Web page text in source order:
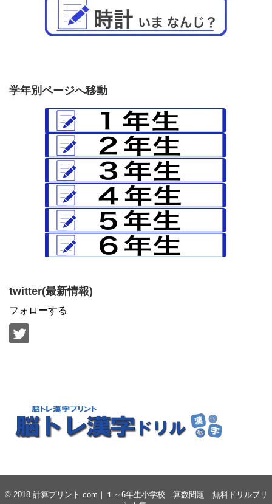
学年別ページへ移動
twitter(最新情報)
フォローする
© 2018 計算プリント.com｜１～6年生小学校 算数問題 無料ドリルプリ